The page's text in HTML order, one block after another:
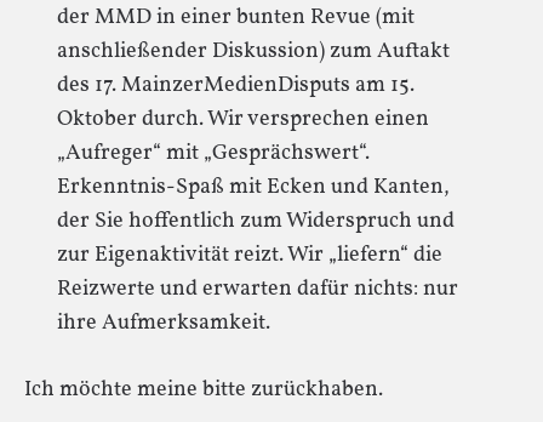
der MMD in einer bunten Revue (mit
anschließender Diskussion) zum Auftakt
des 17. MainzerMedienDisputs am 15.
Oktober durch. Wir versprechen einen
„Aufreger“ mit „Gesprächswert“.
Erkenntnis-Spaß mit Ecken und Kanten,
der Sie hoffentlich zum Widerspruch und
zur Eigenaktivität reizt. Wir „liefern“ die
Reizwerte und erwarten dafür nichts: nur
ihre Aufmerksamkeit.
Ich möchte meine bitte zurückhaben.